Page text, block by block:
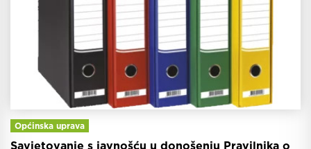
Općinska uprava
Savjetovanje s javnošću u donošenju Pravilnika o